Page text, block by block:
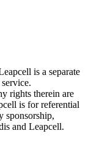
is a separate
rights therein are
is for referential
sponsorship,
and Leapcell.